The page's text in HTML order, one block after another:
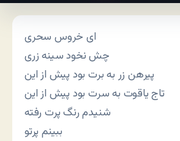
ای خروس سحری
چش نخود سینه زری
پیرهن زر به برت بود پیش از این
تاج یاقوت به سرت بود پیش از این
شنیدم رنگ پرت رفته
ببینم پرتو